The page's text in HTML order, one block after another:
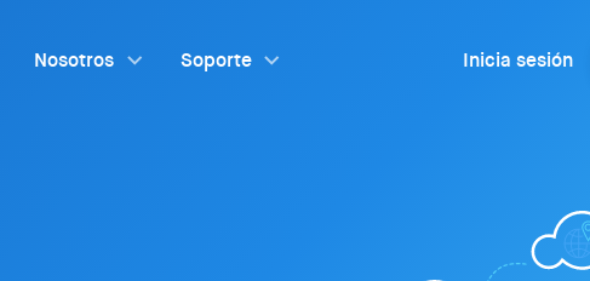
Nosotros Soporte Inicia sesión